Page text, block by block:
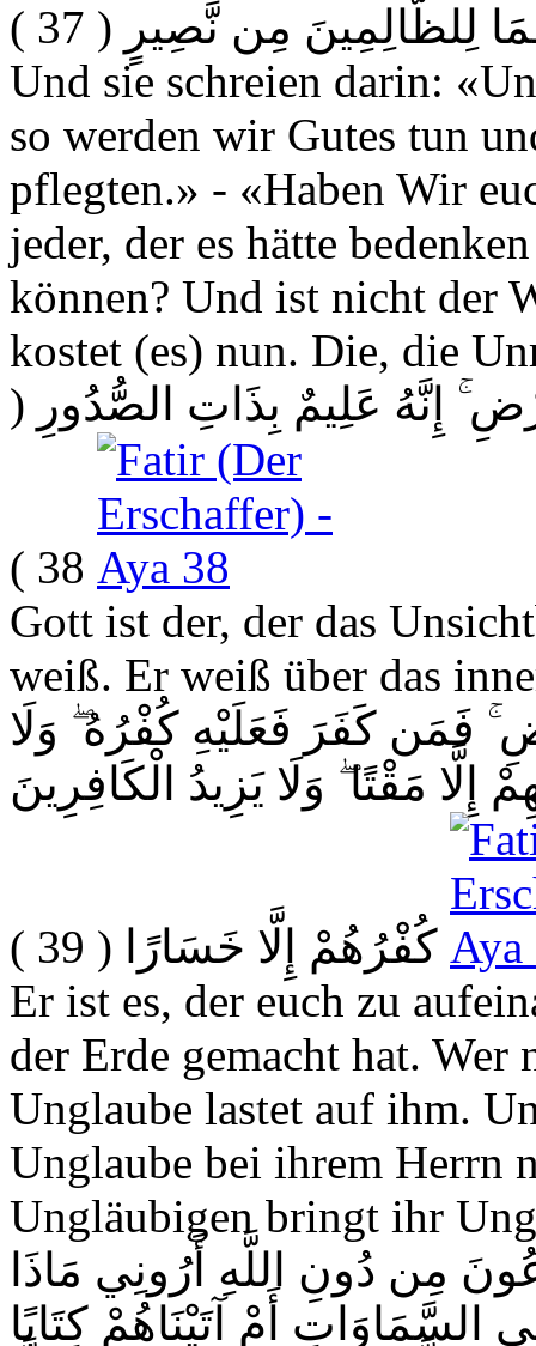
لِلظَّالِمِينَ مِن نَّصِيرٍ ( 37 )
Und sie schreien darin:
so werden wir Gutes tun
pflegten.» - «Haben Wir
jeder, der es hätte
können? Und ist nicht der
kostet (es) nun. Die, die
إِنَّهُ عَلِيمٌ بِذَاتِ الصُّدُورِ (
38 )
Gott ist der, der das
weiß. Er weiß über das
فَمَن كَفَرَ فَعَلَيْهِ كُفْرُهُ ۖ وَلَا
مَقْتًا ۖ وَلَا يَزِيدُ الْكَافِرِينَ
كُفْرُهُمْ إِلَّا خَسَارًا ( 39 )
Er ist es, der euch zu
der Erde gemacht hat. Wer
Unglaube lastet auf ihm.
Unglaube bei ihrem Herrn
Ungläubigen bringt ihr
مِن دُونِ اللَّهِ أَرُونِي مَاذَا
أَمْ آتَيْنَاهُمْ كِتَابًا